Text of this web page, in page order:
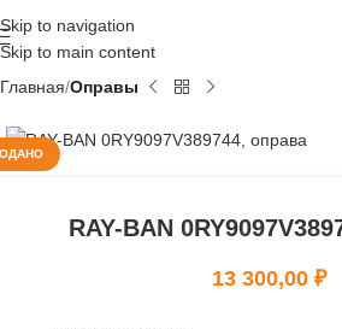
Skip to navigation
Skip to main content
Главная Оправы
RAY-BAN
13 300,00 ₽